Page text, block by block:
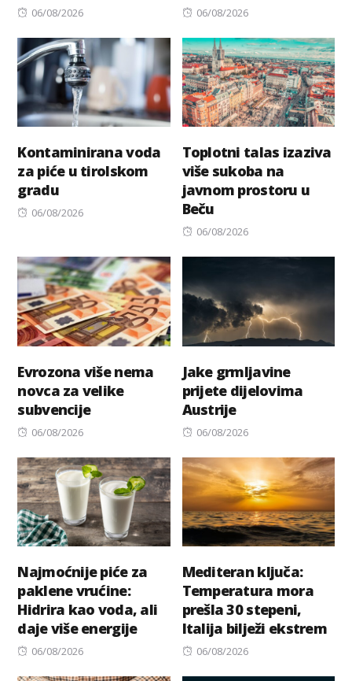
Posted
06/08/2026
Posted
06/08/2026
Kontaminirana voda
za piće u tirolskom
gradu
Posted
06/08/2026
Toplotni talas izaziva
više sukoba na
javnom prostoru u
Beču
Posted
06/08/2026
Evrozona više nema
novca za velike
subvencije
Posted
06/08/2026
Jake grmljavine
prijete dijelovima
Austrije
Posted
06/08/2026
Najmoćnije piće za
paklene vrućine:
Hidrira kao voda, ali
daje više energije
Posted
06/08/2026
Mediteran ključa:
Temperatura mora
prešla 30 stepeni,
Italija bilježi ekstrem
Posted
06/08/2026